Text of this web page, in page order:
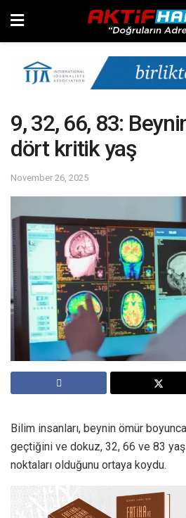
9, 32, 66, 83:
dört kritik yaş
November 26, 2025
Bilim insanları, beynin ömür
geçtiğini ve dokuz, 32, 66 ve 83
noktaları olduğunu ortaya koydu.